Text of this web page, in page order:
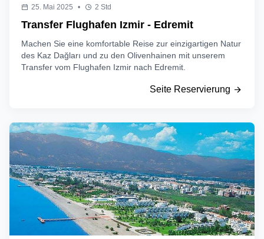
25. Mai 2025 • 2 Std
Transfer Flughafen Izmir - Edremit
Machen Sie eine komfortable Reise zur einzigartigen Natur
des Kaz Dağları und zu den Olivenhainen mit unserem
Transfer vom Flughafen Izmir nach Edremit.
Seite Reservierung